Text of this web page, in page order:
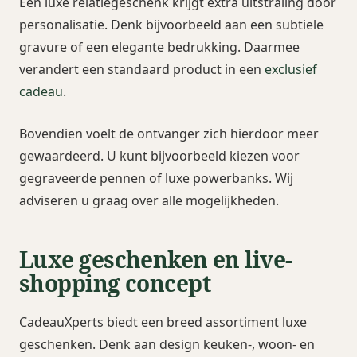
personalisatie. Denk bijvoorbeeld aan een subtiele
gravure of een elegante bedrukking. Daarmee
verandert een standaard product in een exclusief
cadeau.
Bovendien voelt de ontvanger zich hierdoor meer
gewaardeerd. U kunt bijvoorbeeld kiezen voor
gegraveerde pennen of luxe powerbanks. Wij
adviseren u graag over alle mogelijkheden.
Luxe geschenken en live-
shopping concept
CadeauXperts biedt een breed assortiment luxe
geschenken. Denk aan design keuken-, woon- en